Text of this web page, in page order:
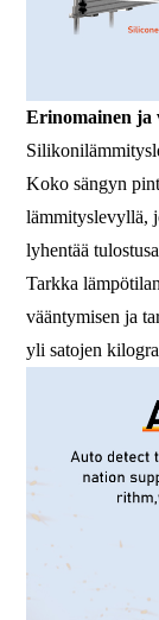
Erinomainen ja
Koko sängyn
lämmityslevyllä,
lyhentää
Tarkka
vääntymisen ja
yli satojen